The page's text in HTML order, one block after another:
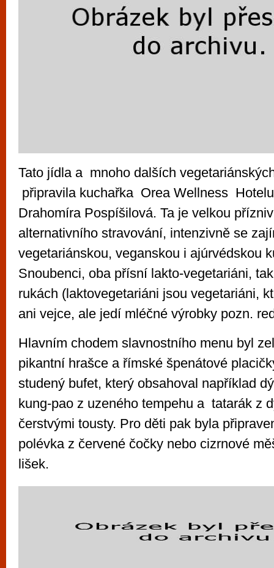
Tato jídla a mnoho dalších
připravila kuchařka Orea Wellness
Drahomíra Pospíšilová. Ta je velkou
alternativního stravování, intenzivně se
vegetariánskou, veganskou i ajúrvédskou
Snoubenci, oba přísní lakto-vegetariáni,
rukách (laktovegetariáni jsou vegetariáni,
ani vejce, ale jedí mléčné výrobky pozn.
Hlavním chodem slavnostního menu byl
pikantní hrašce a římské špenátové
studený bufet, který obsahoval například
kung-pao z uzeného tempehu a tatarák z
čerstvými tousty. Pro děti pak byla
polévka z červené čočky nebo cizrnové
lišek.